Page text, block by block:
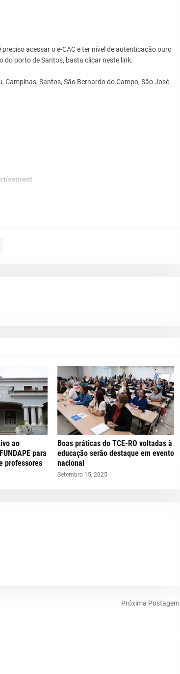
acessar o e-CAC e ter nível de autenticação ouro
do porto de Santos, basta clicar neste link.
Santos, São Bernardo do Campo, São José
ao
para
professores
Boas práticas do TCE-RO voltadas à
educação serão destaque em evento
nacional
Setembro 15, 2025
Próxima Postagem